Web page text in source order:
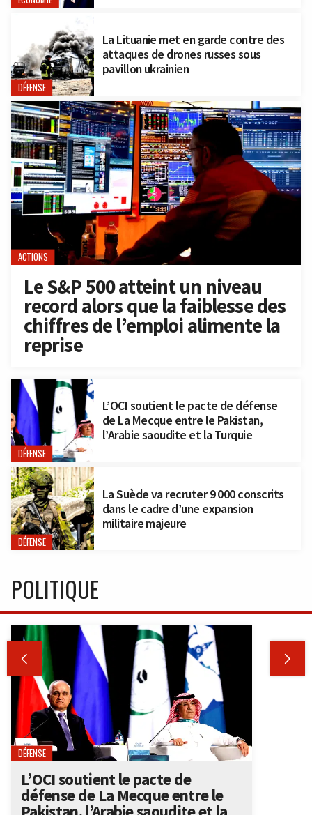
DÉFENSE
La Lituanie met en garde contre des
attaques de drones russes sous
pavillon ukrainien
ACTIONS
Le S&P 500 atteint un niveau
record alors que la faiblesse des
chiffres de l’emploi alimente la
reprise
DÉFENSE
L’OCI soutient le pacte de défense
de La Mecque entre le Pakistan,
l’Arabie saoudite et la Turquie
DÉFENSE
La Suède va recruter 9 000 conscrits
dans le cadre d’une expansion
militaire majeure
POLITIQUE
 
DÉFENSE
L’OCI soutient le pacte de
défense de La Mecque entre le